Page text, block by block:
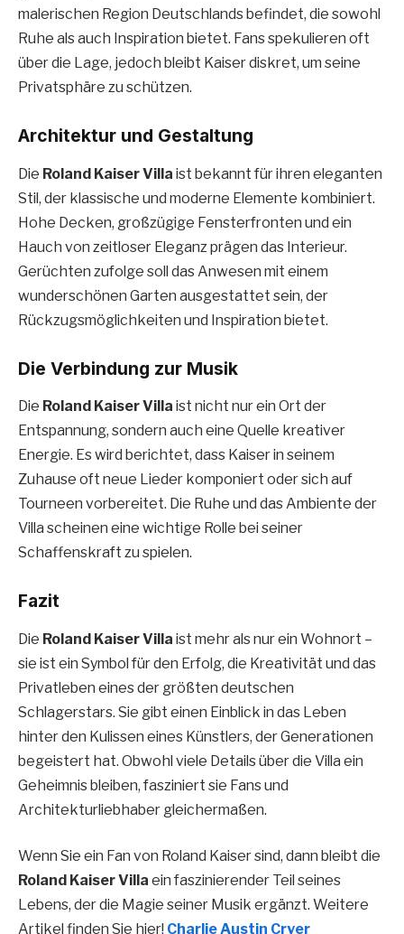
malerischen Region Deutschlands befindet, die sowohl
Ruhe als auch Inspiration bietet. Fans spekulieren oft
über die Lage, jedoch bleibt Kaiser diskret, um seine
Privatsphäre zu schützen.
Architektur und Gestaltung
Die Roland Kaiser Villa ist bekannt für ihren eleganten
Stil, der klassische und moderne Elemente kombiniert.
Hohe Decken, großzügige Fensterfronten und ein
Hauch von zeitloser Eleganz prägen das Interieur.
Gerüchten zufolge soll das Anwesen mit einem
wunderschönen Garten ausgestattet sein, der
Rückzugsmöglichkeiten und Inspiration bietet.
Die Verbindung zur Musik
Die Roland Kaiser Villa ist nicht nur ein Ort der
Entspannung, sondern auch eine Quelle kreativer
Energie. Es wird berichtet, dass Kaiser in seinem
Zuhause oft neue Lieder komponiert oder sich auf
Tourneen vorbereitet. Die Ruhe und das Ambiente der
Villa scheinen eine wichtige Rolle bei seiner
Schaffenskraft zu spielen.
Fazit
Die Roland Kaiser Villa ist mehr als nur ein Wohnort –
sie ist ein Symbol für den Erfolg, die Kreativität und das
Privatleben eines der größten deutschen
Schlagerstars. Sie gibt einen Einblick in das Leben
hinter den Kulissen eines Künstlers, der Generationen
begeistert hat. Obwohl viele Details über die Villa ein
Geheimnis bleiben, fasziniert sie Fans und
Architekturliebhaber gleichermaßen.
Wenn Sie ein Fan von Roland Kaiser sind, dann bleibt die
Roland Kaiser Villa ein faszinierender Teil seines
Lebens, der die Magie seiner Musik ergänzt. Weitere
Artikel finden Sie hier! Charlie Austin Cryer